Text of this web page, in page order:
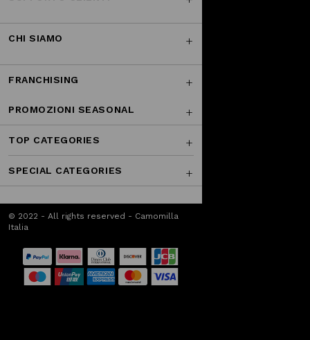
CHI SIAMO
FRANCHISING
PROMOZIONI SEASONAL
TOP CATEGORIES
SPECIAL CATEGORIES
© 2022 - All rights reserved - Camomilla
Italia